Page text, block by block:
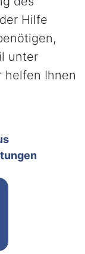
Hilfe
unter
helfen Ihnen